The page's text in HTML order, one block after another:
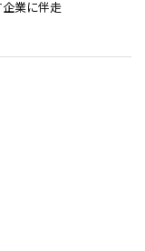
業に伴走